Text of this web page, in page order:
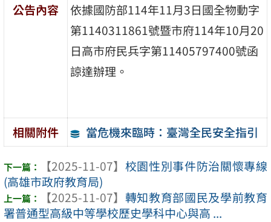
公告內容
依據國防部114年11月3日國全物動字
第1140311861號暨市府114年10月20
日高市府民兵字第11405797400號函
諒達辦理。
相關附件 當危機來臨時：臺灣全民安全指引
【2025-11-07】 校園性別事件防治關懷專線
(高雄市政府教育局)
【2025-11-07】 轉知教育部國民及學前教育
署普通型高級中等學校歷史學科中心與高 ...